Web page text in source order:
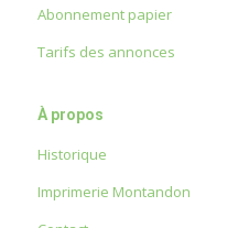
Abonnement papier
Tarifs des annonces
À propos
Historique
Imprimerie Montandon